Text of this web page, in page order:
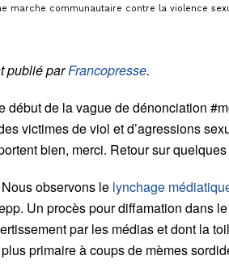
marche communautaire contre la violence
publié parFrancopresse.
début de la vague de dénonciation
victimes de viol et d’agressions
bien, merci. Retour sur
observons le lynchage
Un procès pour diffamation dans
par les médias et dont la
primaire à coups de mèmes